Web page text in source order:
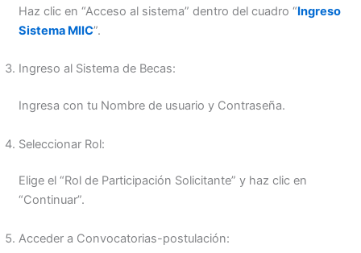
Haz clic en “Acceso al sistema” dentro del cuadro “Ingreso
Sistema MIIC”.
Ingreso al Sistema de Becas:
Ingresa con tu Nombre de usuario y Contraseña.
Seleccionar Rol:
Elige el “Rol de Participación Solicitante” y haz clic en
“Continuar”.
Acceder a Convocatorias-postulación: